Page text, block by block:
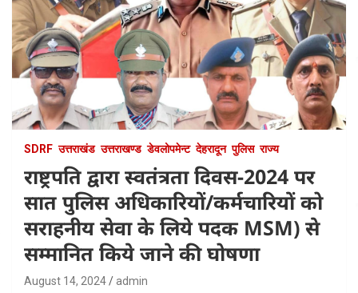
SDRF उत्तराखंड उत्तराखण्ड डेवलोपमेन्ट देहरादून पुलिस राज्य
राष्ट्रपति द्वारा स्वतंत्रता दिवस-2024 पर
सात पुलिस अधिकारियों/कर्मचारियों को
सराहनीय सेवा के लिये पदक MSM) से
सम्मानित किये जाने की घोषणा
August 14, 2024 admin